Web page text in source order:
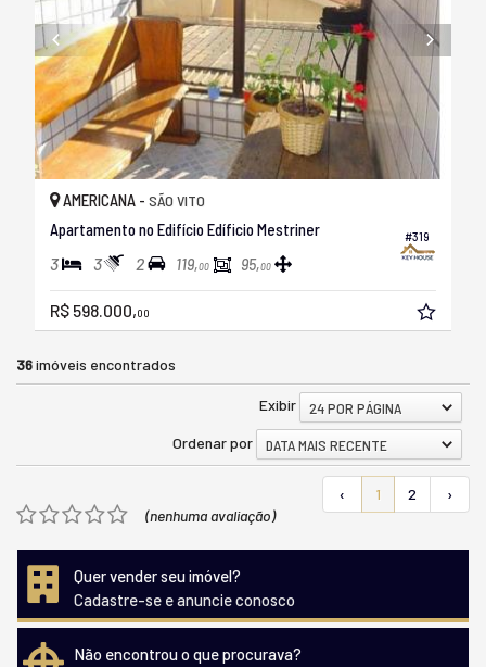
#319
AMERICANA - SÃO VITO
Apartamento no Edifício Edíficio Mestriner
3 3 2 119,00 95,00
R$ 598.000,00
36imóveis encontrados
Exibir
24 POR PÁGINA
Ordenar por
DATA MAIS RECENTE
‹ 1 2
›
(nenhuma avaliação)
Quer vender seu imóvel?
Cadastre-se e anuncie conosco
Não encontrou o que procurava?